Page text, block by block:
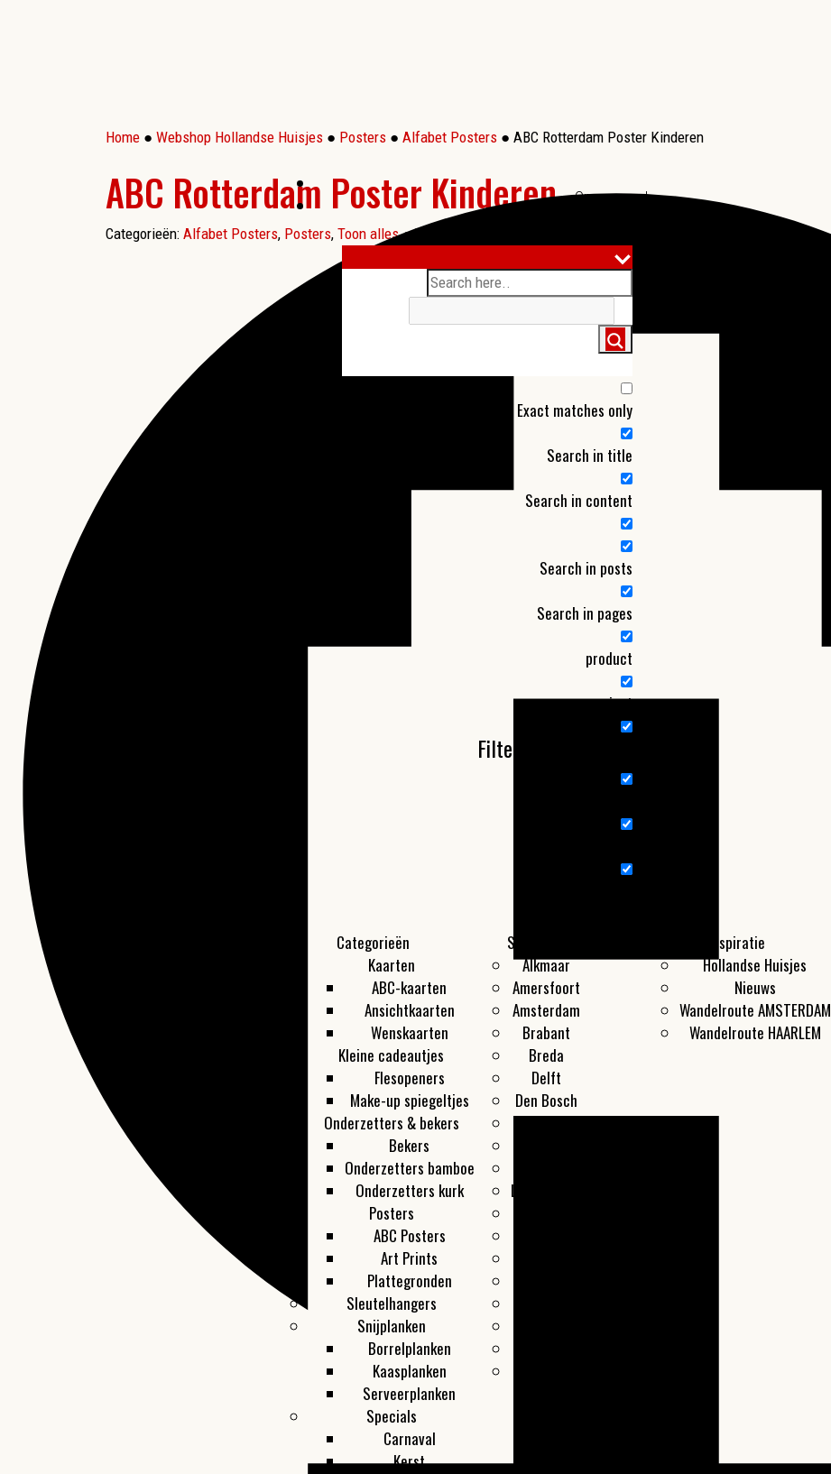
Exact matches only
Search in title
Search in content
Search in posts
Search in pages
product
project
Filter by Categories
Categorieën
Kaarten
ABC-kaarten
Ansichtkaarten
Wenskaarten
Kleine cadeautjes
Flesopeners
Make-up spiegeltjes
Onderzetters & bekers
Bekers
Onderzetters bamboe
Onderzetters kurk
Posters
ABC Posters
Art Prints
Plattegronden
Sleutelhangers
Snijplanken
Borrelplanken
Kaasplanken
Serveerplanken
Specials
Carnaval
Kerst
Steden
Alkmaar
Amersfoort
Amsterdam
Brabant
Breda
Delft
Den Bosch
Den Haag
Leeuwarden
Inspiratie
Hollandse Huisjes
Nieuws
Wandelroute AMSTERDAM
Wandelroute HAARLEM
Home ● Webshop Hollandse Huisjes ● Posters ● Alfabet Posters ● ABC Rotterdam Poster Kinderen
ABC Rotterdam Poster Kinderen Op voorraad
Categorieën: Alfabet Posters, Posters, Toon alles●Tag: